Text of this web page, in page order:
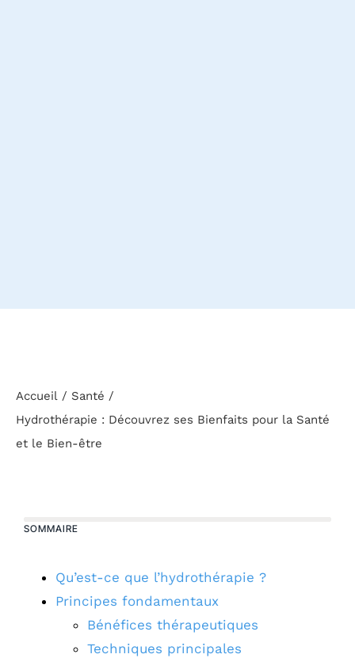
Accueil
Santé
Hydrothérapie : Découvrez ses Bienfaits pour la Santé
et le Bien-être
SOMMAIRE
Qu’est-ce que l’hydrothérapie ?
Principes fondamentaux
Bénéfices thérapeutiques
Techniques principales